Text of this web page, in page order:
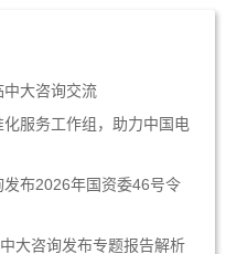
大咨询交流
服务工作组，助力中国电
布2026年国资委46号令
大咨询发布专题报告解析